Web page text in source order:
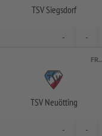
TSV Siegsdorf
- -
FR..
TSV Neuötting
- -